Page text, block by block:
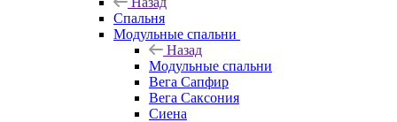
Спальня
Модульные спальни
Назад
Модульные спальни
Вега Сапфир
Вега Саксония
Сиена